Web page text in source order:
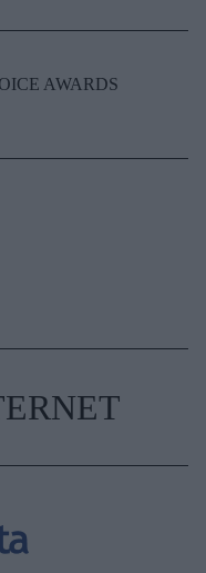
AWARDS